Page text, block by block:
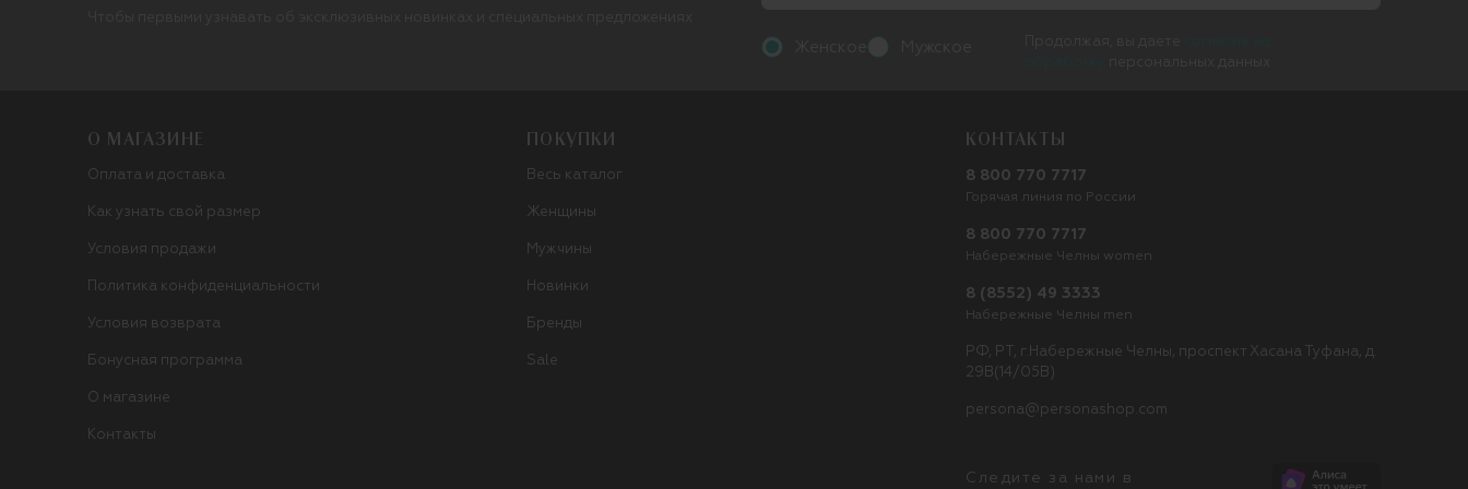
О МАГАЗИНЕ
Оплата и доставка
Как узнать свой размер
Условия продажи
Политика конфиденциальности
Условия возврата
Бонусная программа
О магазине
Контакты
ПОКУПКИ
Весь каталог
Женщины
Мужчины
Новинки
Бренды
Sale
КОНТАКТЫ
8 800 770 7717
Горячая линия по России
8 800 770 7717
Набережные Челны women
8 (8552) 49 3333
Набережные Челны men
РФ, РТ, г.Набережные Челны, проспект Хасана Туфана, д.
29В(14/05В)
persona@personashop.com
Следите за нами в